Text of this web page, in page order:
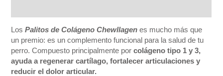
LosPalitos de Colágeno Chewllagen es mucho más que
un premio: es un complemento funcional para la salud de tu
perro. Compuesto principalmente porcolágeno tipo 1 y 3,
ayuda a regenerar cartílago, fortalecer articulaciones y
reducir el dolor articular.